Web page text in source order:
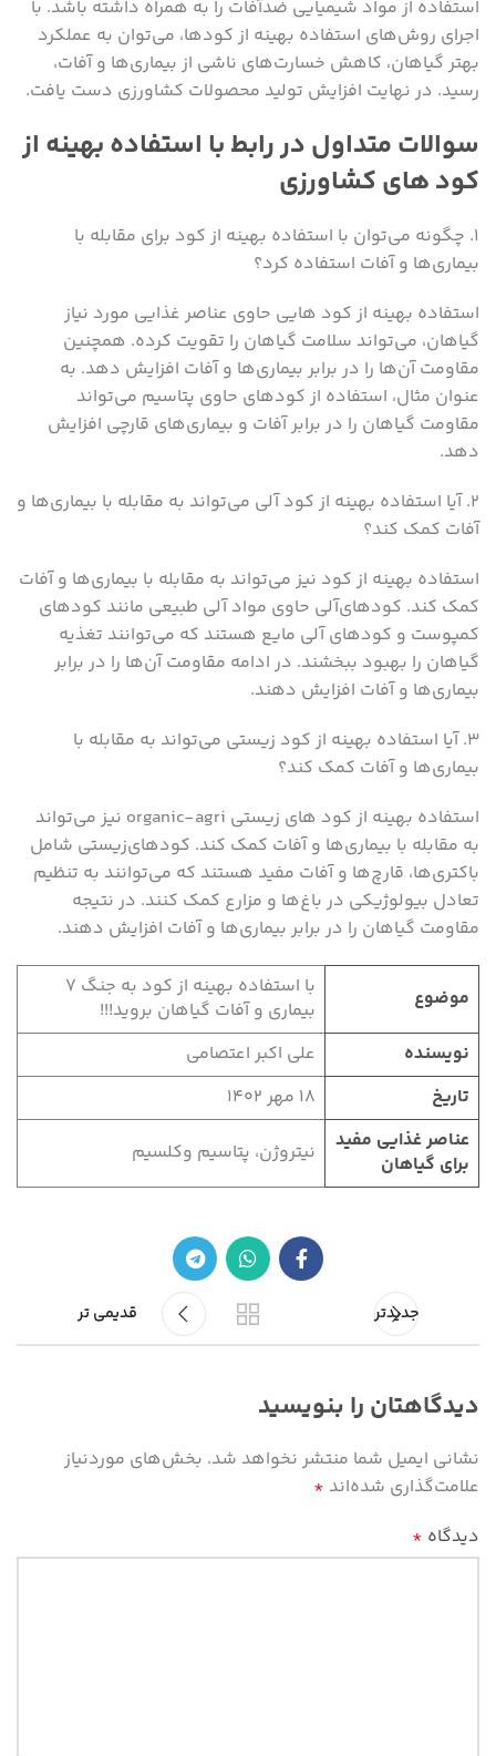
استفاده از مواد شیمیایی ضدآفات را به همراه داشته باشد. با
اجرای روش‌های استفاده بهینه از کودها، می‌توان به عملکرد
بهتر گیاهان، کاهش خسارت‌های ناشی از بیماری‌ها و آفات،
رسید. در نهایت افزایش تولید محصولات کشاورزی دست یافت.
سوالات متداول در رابط با استفاده بهینه از
کود های کشاورزی
۱. چگونه می‌توان با استفاده بهینه از کود برای مقابله با
بیماری‌ها و آفات استفاده کرد؟
استفاده بهینه از کود هایی حاوی عناصر غذایی مورد نیاز
گیاهان، می‌تواند سلامت گیاهان را تقویت کرده. همچنین
مقاومت آن‌ها را در برابر بیماری‌ها و آفات افزایش دهد. به
عنوان مثال، استفاده از کودهای حاوی پتاسیم می‌تواند
مقاومت گیاهان را در برابر آفات و بیماری‌های قارچی افزایش
دهد.
۲. آیا استفاده بهینه از کود آلی می‌تواند به مقابله با بیماری‌ها و
آفات کمک کند؟
استفاده بهینه از کود نیز می‌تواند به مقابله با بیماری‌ها و آفات
کمک کند. کودهای‌آلی حاوی مواد آلی طبیعی مانند کودهای
کمپوست و کودهای آلی مایع هستند که می‌توانند تغذیه
گیاهان را بهبود ببخشند. در ادامه مقاومت آن‌ها را در برابر
بیماری‌ها و آفات افزایش دهند.
۳. آیا استفاده بهینه از کود زیستی می‌تواند به مقابله با
بیماری‌ها و آفات کمک کند؟
استفاده بهینه از کود های زیستی organic-agri نیز می‌تواند
به مقابله با بیماری‌ها و آفات کمک کند. کودهای‌زیستی شامل
باکتری‌ها، قارچ‌ها و آفات مفید هستند که می‌توانند به تنظیم
تعادل بیولوژیکی در باغ‌ها و مزارع کمک کنند. در نتیجه
مقاومت گیاهان را در برابر بیماری‌ها و آفات افزایش دهند.
موضوع
با استفاده بهینه از کود به جنگ ۷
بیماری و آفات گیاهان بروید!!!
نویسنده
علی اکبر اعتصامی
تاریخ
۱۸ مهر ۱۴۰۲
عناصر غذایی مفید
برای گیاهان
نیتروژن، پتاسیم وکلسیم
جدیدتر قدیمی تر
دیدگاهتان را بنویسید
نشانی ایمیل شما منتشر نخواهد شد. بخش‌های موردنیاز
علامت‌گذاری شده‌اند *
دیدگاه *